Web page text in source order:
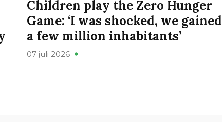
Children play the Zero Hunger
Game: ‘I was shocked, we gained
a few million inhabitants’
07 juli 2026